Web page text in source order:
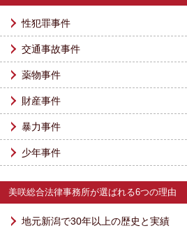
性犯罪事件
交通事故事件
薬物事件
財産事件
暴力事件
少年事件
美咲総合法律事務所が選ばれる6つの理由
地元新潟で30年以上の歴史と実績